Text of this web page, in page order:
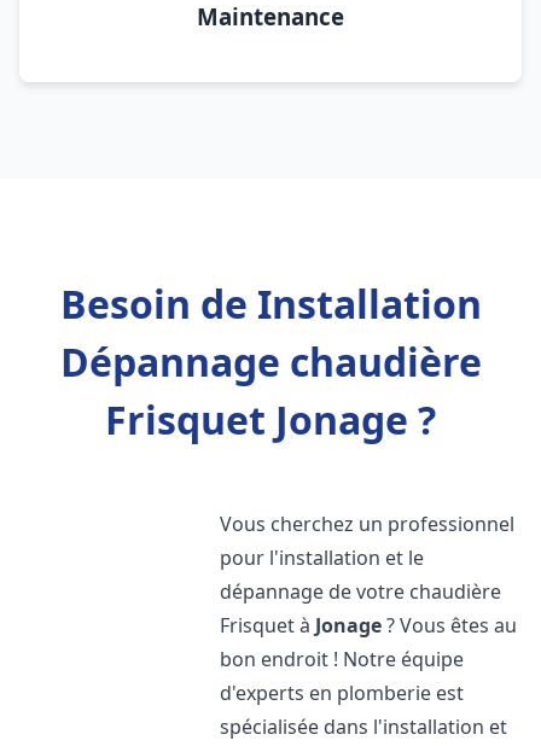
Maintenance
Besoin de Installation
Dépannage chaudière
Frisquet Jonage ?
Vous cherchez un professionnel
pour l'installation et le
dépannage de votre chaudière
Frisquet à Jonage? Vous êtes au
bon endroit ! Notre équipe
d'experts en plomberie est
spécialisée dans l'installation et